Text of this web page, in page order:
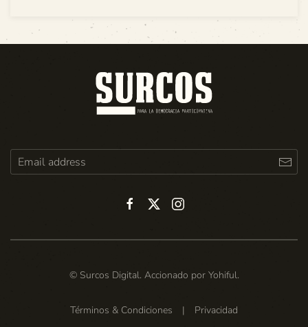
© Surcos Digital. Accionado por Yohiful.
Términos & Condiciones | Privacidad